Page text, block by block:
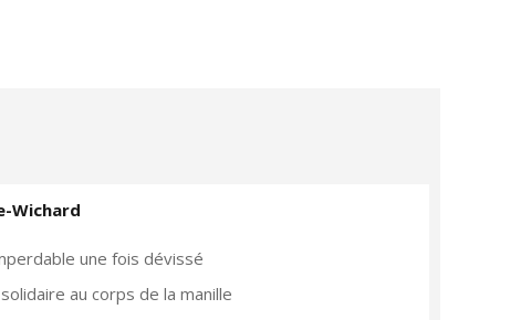
Wichard
une fois dévissé
au corps de la manille